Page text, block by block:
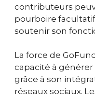
contributeurs
pourboire
soutenir son
La force de
capacité à
grâce à son
réseaux sociaux.